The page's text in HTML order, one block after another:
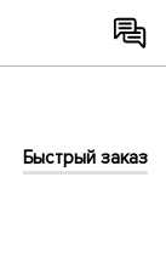
Быстрый заказ